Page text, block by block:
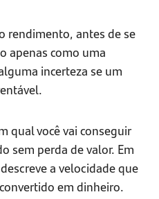
rendimento, antes de se
apenas como uma
incerteza se um
qual você vai conseguir
sem perda de valor. Em
a velocidade que
em dinheiro.